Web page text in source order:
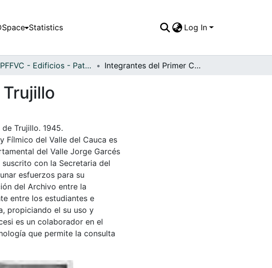
Statistics Log In
APFFVC - Edificios - Patrimonial Integrantes del Primer Club de Leones de Trujillo
Trujillo. 1945.
Fílmico del Valle del Cauca es
del Valle Jorge Garcés
con la Secretaria del
esfuerzos para su
del Archivo entre la
entre los estudiantes e
propiciando el su uso y
es un colaborador en el
que permite la consulta